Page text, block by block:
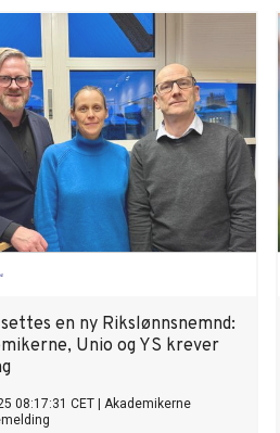
en ny Rikslønnsnemnd:
Unio og YS krever
08:17:31 CET
Akademikerne